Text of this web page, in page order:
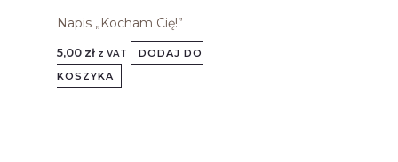
Napis „Kocham Cię!”
5,00 zł z VAT
DODAJ DO
KOSZYKA